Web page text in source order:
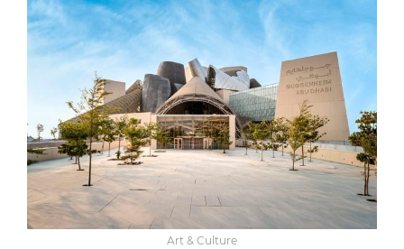
Art & Culture